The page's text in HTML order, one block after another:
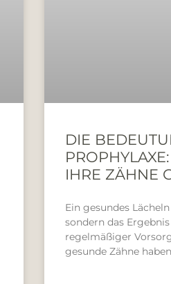
DIE
IHRE ZÄHNE
Ein gesundes
sondern das
regelmäßiger
gesunde Zähne haben